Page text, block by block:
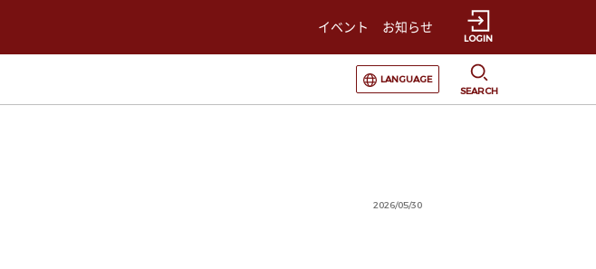
イベント お知らせ
LOGIN
選択すると言語の切替が発生します
LANGUAGE
SEARCH
2026/05/30